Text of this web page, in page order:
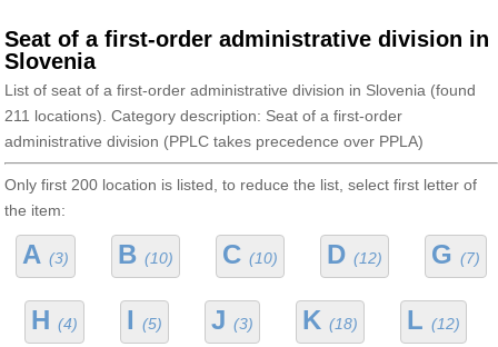
Seat of a first-order administrative division in
Slovenia
List of seat of a first-order administrative division in Slovenia (found
211 locations). Category description: Seat of a first-order
administrative division (PPLC takes precedence over PPLA)
Only first 200 location is listed, to reduce the list, select first letter of
the item:
A (3) B (10) C (10) D (12) G (7)
H (4) I (5) J (3) K (18) L (12)